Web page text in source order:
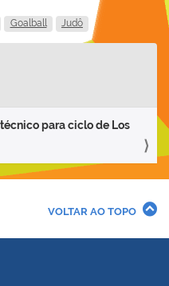
Goalball Judô
para ciclo de Los
VOLTAR AO TOPO